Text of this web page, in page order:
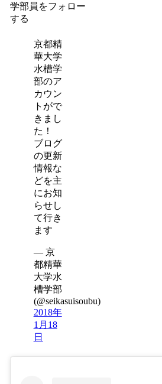
学部員をフォロー
する
京都精
華大学
水槽学
部のア
カウン
トがで
きまし
た！
ブログ
の更新
情報な
どを主
にお知
らせし
て行き
ます
— 京
都精華
大学水
槽学部
(@seikasuisoubu)
2018年
1月18
日